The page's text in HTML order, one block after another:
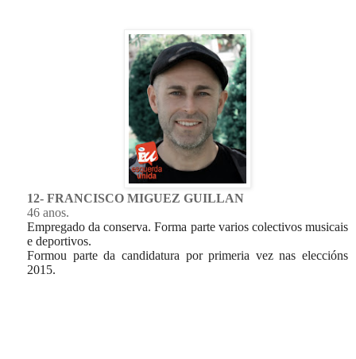
12- FRANCISCO MIGUEZ GUILLAN
46 anos.
Empregado da conserva. Forma parte varios colectivos musicais
e deportivos.
Formou parte da candidatura por primeria vez nas eleccións
2015.